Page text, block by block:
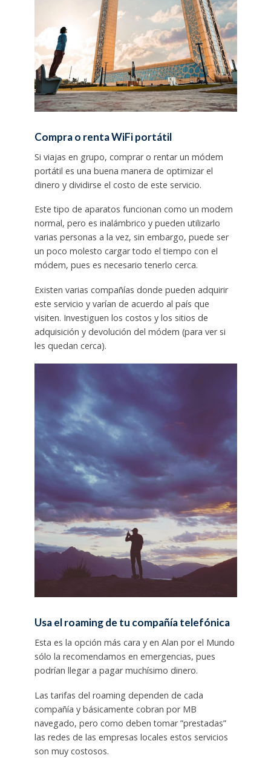
Compra o renta WiFi portátil
Si viajas en grupo, comprar o rentar un módem
portátil es una buena manera de optimizar el
dinero y dividirse el costo de este servicio.
Este tipo de aparatos funcionan como un modem
normal, pero es inalámbrico y pueden utilizarlo
varias personas a la vez, sin embargo, puede ser
un poco molesto cargar todo el tiempo con el
módem, pues es necesario tenerlo cerca.
Existen varias compañías donde pueden adquirir
este servicio y varían de acuerdo al país que
visiten. Investiguen los costos y los sitios de
adquisición y devolución del módem (para ver si
les quedan cerca).
Usa el roaming de tu compañía telefónica
Esta es la opción más cara y en Alan por el Mundo
sólo la recomendamos en emergencias, pues
podrían llegar a pagar muchísimo dinero.
Las tarifas del roaming dependen de cada
compañía y básicamente cobran por MB
navegado, pero como deben tomar ”prestadas”
las redes de las empresas locales estos servicios
son muy costosos.